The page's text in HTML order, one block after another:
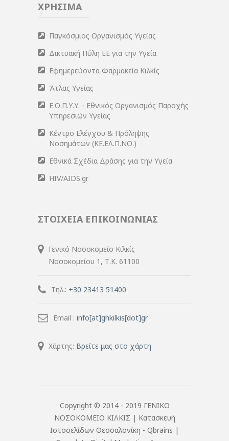
ΧΡΗΣΙΜΑ
Παγκόσμιος Οργανισμός Υγείας
Δικτυακή Πύλη ΕΕ για την Υγεία
Εφημερεύοντα Φαρμακεία Κιλκίς
Άτλας Υγείας
Ε.Ο.Π.Υ.Υ. - Εθνικός Οργανισμός Παροχής
Υπηρεσιών Υγείας
Κέντρο Ελέγχου & Πρόληψης
Νοσημάτων (ΚΕ.ΕΛ.Π.ΝΟ.)
Εθνικά Σχέδια Δράσης για την Υγεία
HIV/AIDS.gr
ΣΤΟΙΧΕΙΑ ΕΠΙΚΟΙΝΩΝΙΑΣ
Γενικό Νοσοκομείο Κιλκίς
Νοσοκομείου 1, Τ.Κ. 61100
Τηλ.: +30 23413 51400
Email : info[at]ghkilkis[dot]gr
Χάρτης: Βρείτε μας στο χάρτη
Copyright © 2014 - 2019 ΓΕΝΙΚΟ
ΝΟΣΟΚΟΜΕΙΟ ΚΙΛΚΙΣ | Κατασκευή
Ιστοσελίδων Θεσσαλονίκη - Qbrains |